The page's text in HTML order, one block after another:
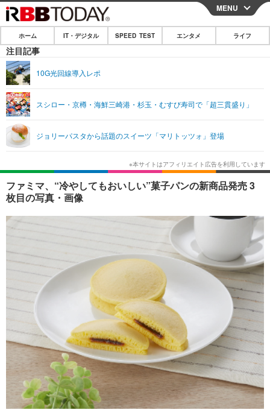
CLOSE
ホーム
IT・デジタル
ショッピング その他
SPEED TEST
エンタメ
エンタメTOP 映画・ドラマ
韓国・芸能
音楽 スポーツ
ショッピング その他
ライフ
ライフTOP グルメ
ペット ショッピング
その他
リリース一覧
プッシュ通知の停止方法
MENU
ホーム IT・デジタル SPEED TEST エンタメ ライフ
注目記事
10G光回線導入レポ
スシロー・京樽・海鮮三崎港・杉玉・むすび寿司で「超三貫盛り」
ジョリーパスタから話題のスイーツ「マリトッツォ」登場
ファミマ、“冷やしてもおいしい”菓子パンの新商品発売 3
枚目の写真・画像